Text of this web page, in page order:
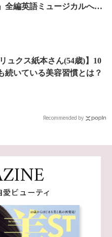
全編英語ミュージカルへの
リュクス紙本さん(54歳)】10
続いている美容習慣とは？
Recommended by
ビューティ